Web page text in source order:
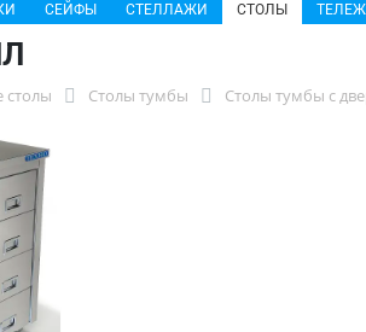
СЕЙФЫ СТЕЛЛАЖИ СТОЛЫ
столы Столы тумбы Столы тумбы с